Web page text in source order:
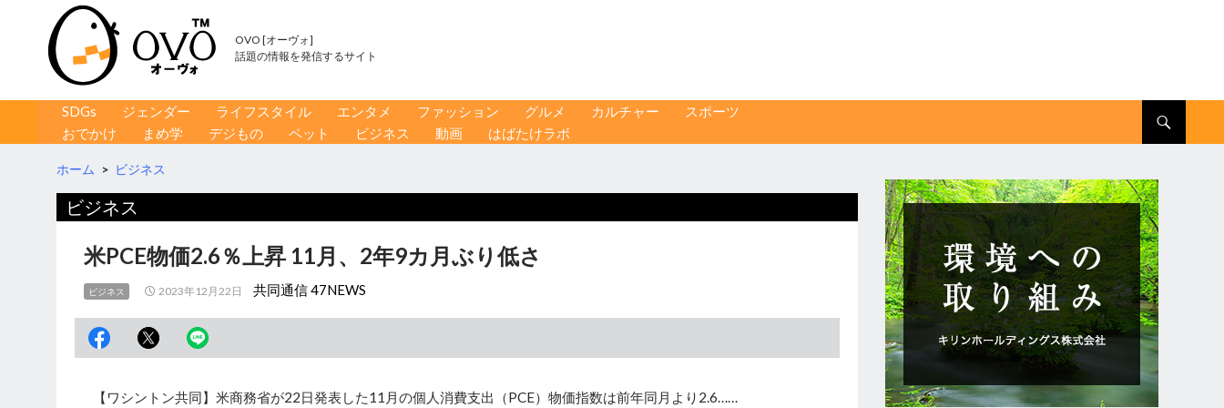
OVO [オーヴォ]
話題の情報を発信するサイト
コンテンツへ移動
SDGs ジェンダー ライフスタイル エンタメ ファッション グルメ カルチャー
スポーツ
おでかけ
まめ学 デジもの ペット ビジネス 動画 はばたけラボ
ホーム > ビジネス
ビジネス
米PCE物価2.6％上昇 11月、2年9カ月ぶり低さ
ビジネス 2023年12月22日 共同通信 47NEWS
【ワシントン共同】米商務省が22日発表した11月の個人消費支出（PCE）物価指数は前年同月より2.6……